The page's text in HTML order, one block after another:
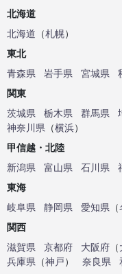
北海道
北海道 （札幌）
東北
青森県
岩手県 宮城県
関東
茨城県
栃木県 群馬県
神奈川県 （横浜）
甲信越・北陸
新潟県
富山県 石川県
東海
岐阜県
静岡県 愛知県 （
関西
滋賀県
京都府 大阪府 （
兵庫県 （神戸） 奈良県